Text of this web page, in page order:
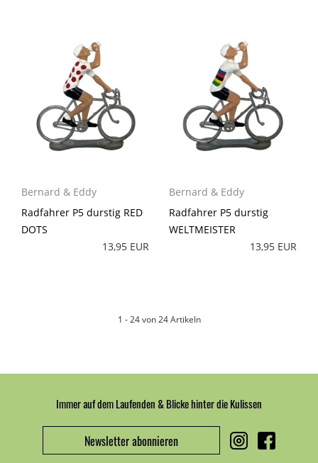
Bernard & Eddy
Radfahrer P5 durstig RED
DOTS
13,95 EUR
Bernard & Eddy
Radfahrer P5 durstig
WELTMEISTER
13,95 EUR
1 - 24 von 24 Artikeln
Immer auf dem Laufenden & Blicke hinter die Kulissen
Newsletter abonnieren